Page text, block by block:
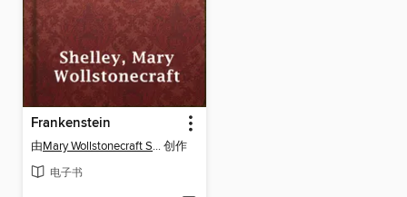
Frankenstein
由 Mary Wollstonecraft Shelley 创作
电子书